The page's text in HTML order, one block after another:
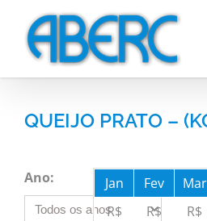
content
QUEIJO PRATO –
Ano: Jan Fev Mar
R$
R$
R$